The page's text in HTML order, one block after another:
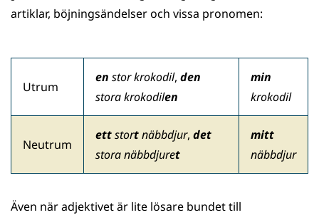
artiklar, böjningsändelser och vissa pronomen:
Utrum
en stor krokodil, den
stora krokodilen
min
krokodil
Neutrum
ettstortnäbbdjur, det
stora näbbdjuret
mitt
näbbdjur
Även när adjektivet är lite lösare bundet till